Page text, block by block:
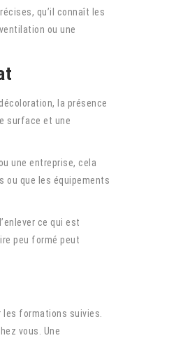
qu’il connaît les
ou une
la présence
surface et une
une entreprise, cela
ou que les équipements
ce qui est
peu formé peut
les formations suivies.
vous. Une